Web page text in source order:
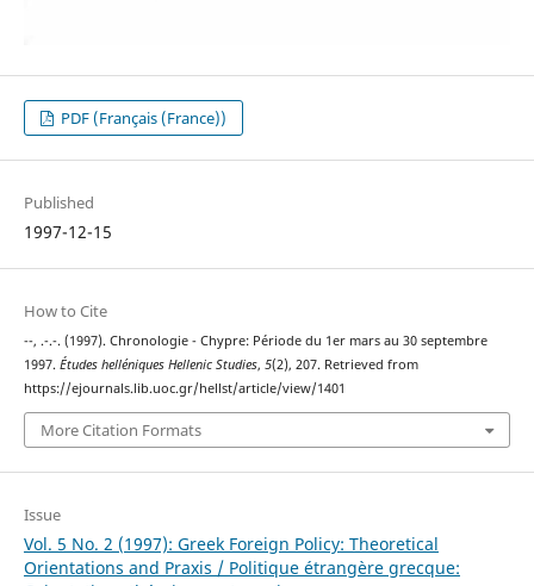
PDF (Français (France))
Published
1997-12-15
How to Cite
--, .-.-. (1997). Chronologie - Chypre: Période du 1er mars au 30 septembre
1997. Études helléniques Hellenic Studies, 5(2), 207. Retrieved from
https://ejournals.lib.uoc.gr/hellst/article/view/1401
More Citation Formats
Issue
Vol. 5 No. 2 (1997): Greek Foreign Policy: Theoretical
Orientations and Praxis / Politique étrangère grecque: